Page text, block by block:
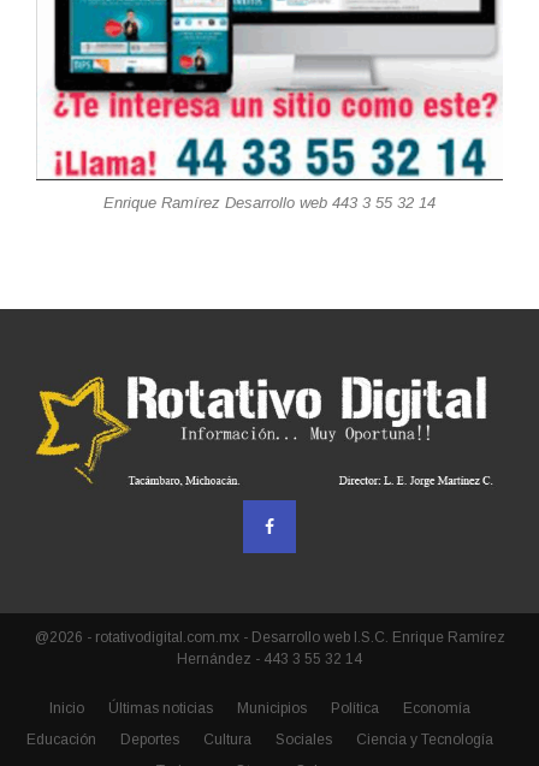
Enrique Ramírez Desarrollo web 443 3 55 32 14
@2026 - rotativodigital.com.mx - Desarrollo web I.S.C. Enrique Ramírez
Hernández - 443 3 55 32 14
Inicio Últimas noticias Municipios Política
Economía
Educación
Deportes Cultura Sociales
Ciencia y Tecnología